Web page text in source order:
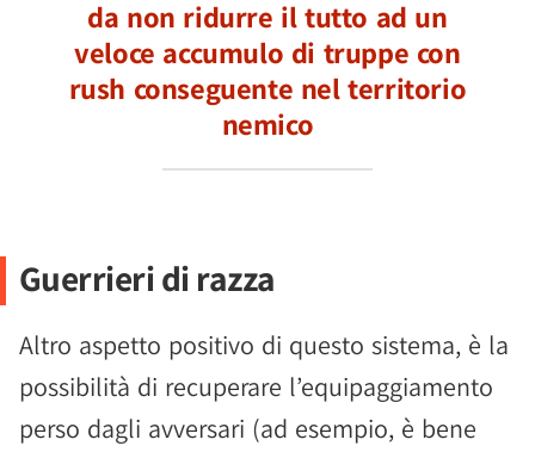
da non ridurre il tutto ad un
veloce accumulo di truppe con
rush conseguente nel territorio
nemico
Guerrieri di razza
Altro aspetto positivo di questo sistema, è la
possibilità di recuperare l’equipaggiamento
perso dagli avversari (ad esempio, è bene